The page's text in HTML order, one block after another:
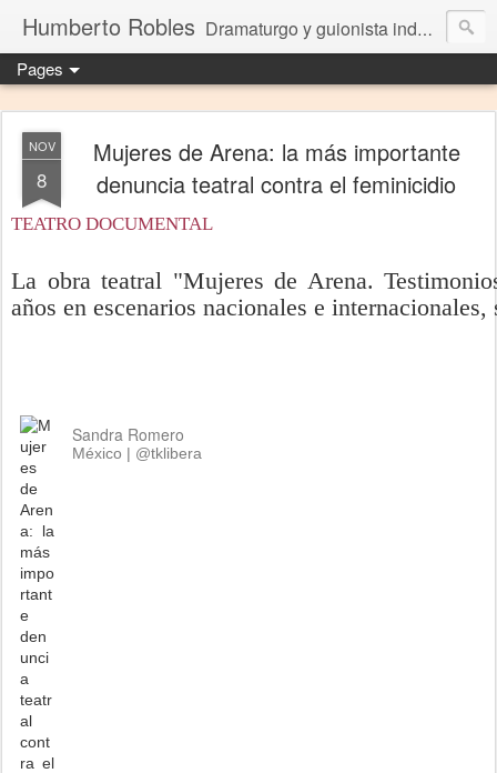
Humberto Robles Dramaturgo y guionista independiente
Pages
NOV
8
Mujeres de Arena: la más importante
denuncia teatral contra el feminicidio
TEATRO DOCUMENTAL
La obra teatral "Mujeres de Arena.
años en escenarios nacionales e
Sandra Romero
México | @tklibera